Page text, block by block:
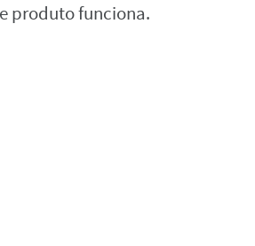
produto funciona.